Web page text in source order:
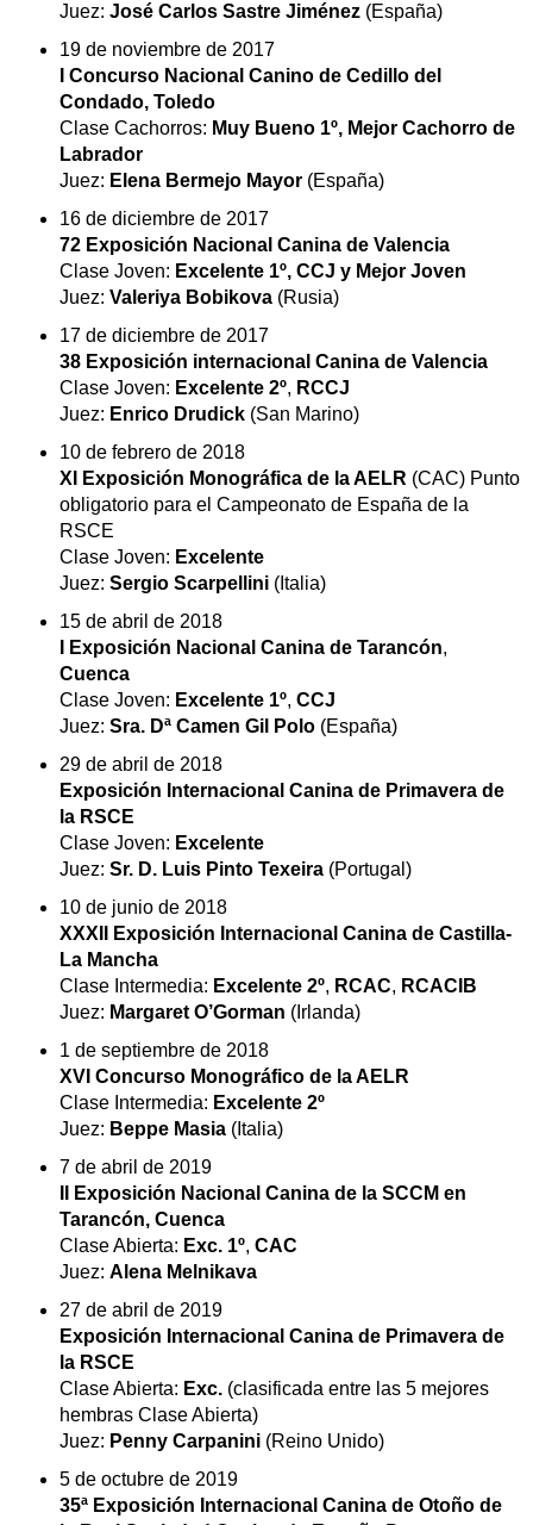
Juez: José Carlos Sastre Jiménez (España)
19 de noviembre de 2017
I Concurso Nacional Canino de Cedillo del
Condado, Toledo
Clase Cachorros: Muy Bueno 1º, Mejor Cachorro de
Labrador
Juez: Elena Bermejo Mayor (España)
16 de diciembre de 2017
72 Exposición Nacional Canina de Valencia
Clase Joven: Excelente 1º, CCJ y Mejor Joven
Juez: Valeriya Bobikova (Rusia)
17 de diciembre de 2017
38 Exposición internacional Canina de Valencia
Clase Joven: Excelente 2º, RCCJ
Juez: Enrico Drudick (San Marino)
10 de febrero de 2018
XI Exposición Monográfica de la AELR (CAC) Punto
obligatorio para el Campeonato de España de la
RSCE
Clase Joven: Excelente
Juez: Sergio Scarpellini (Italia)
15 de abril de 2018
I Exposición Nacional Canina de Tarancón,
Cuenca
Clase Joven: Excelente 1º, CCJ
Juez: Sra. Dª Camen Gil Polo (España)
29 de abril de 2018
Exposición Internacional Canina de Primavera de
la RSCE
Clase Joven: Excelente
Juez: Sr. D. Luis Pinto Texeira (Portugal)
10 de junio de 2018
XXXII Exposición Internacional Canina de Castilla-
La Mancha
Clase Intermedia: Excelente 2º, RCAC, RCACIB
Juez: Margaret O’Gorman (Irlanda)
1 de septiembre de 2018
XVI Concurso Monográfico de la AELR
Clase Intermedia: Excelente 2º
Juez: Beppe Masia (Italia)
7 de abril de 2019
II Exposición Nacional Canina de la SCCM en
Tarancón, Cuenca
Clase Abierta: Exc. 1º, CAC
Juez: Alena Melnikava
27 de abril de 2019
Exposición Internacional Canina de Primavera de
la RSCE
Clase Abierta: Exc. (clasificada entre las 5 mejores
hembras Clase Abierta)
Juez: Penny Carpanini (Reino Unido)
5 de octubre de 2019
35ª Exposición Internacional Canina de Otoño de